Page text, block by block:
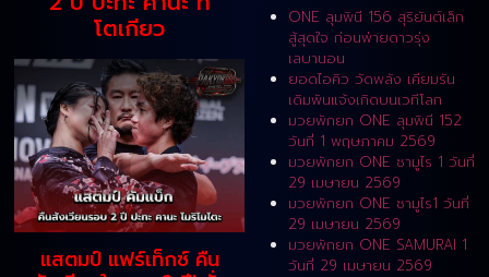
โตเกียว
แสตมป์ แฟร์เท็กซ์ คืน
ONE ลุมพินี 156 สุริยันต์เล็ก
สู้สุดใจ ก่อนพ่ายดาวรุ่ง
เลบานอน
ยอดไอคิว วัดพลัง เคียมรัน
เดิมพันแจ้งเกิดบนเวทีโลก
มวยพักยก ONE ลุมพินี 152
วันที่ 1 พฤษภาคม 2569
มวยพักยก ONE ซามูไร 1 วันที่
29 เมษายน 2569
มวยพักยก ONE ซามูไร1 วันที่
29 เมษายน 2569
มวยพักยก ONE SAMURAI 1
วันที่ 29 เมษายน 2569